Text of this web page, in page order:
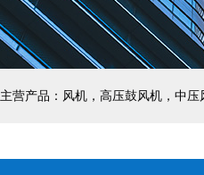
主营产品：风机，高压鼓风机，中